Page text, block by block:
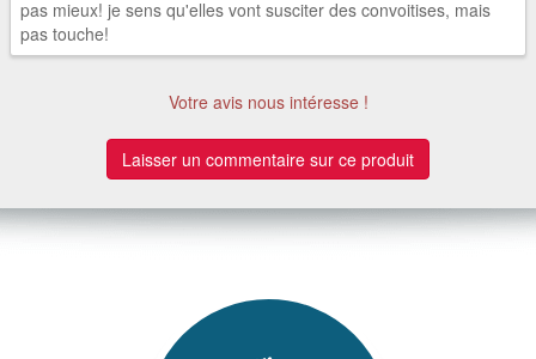
pas mieux! je sens qu'elles vont susciter des convoitises, mais
pas touche!
Votre avis nous intéresse !
Laisser un commentaire sur ce produit